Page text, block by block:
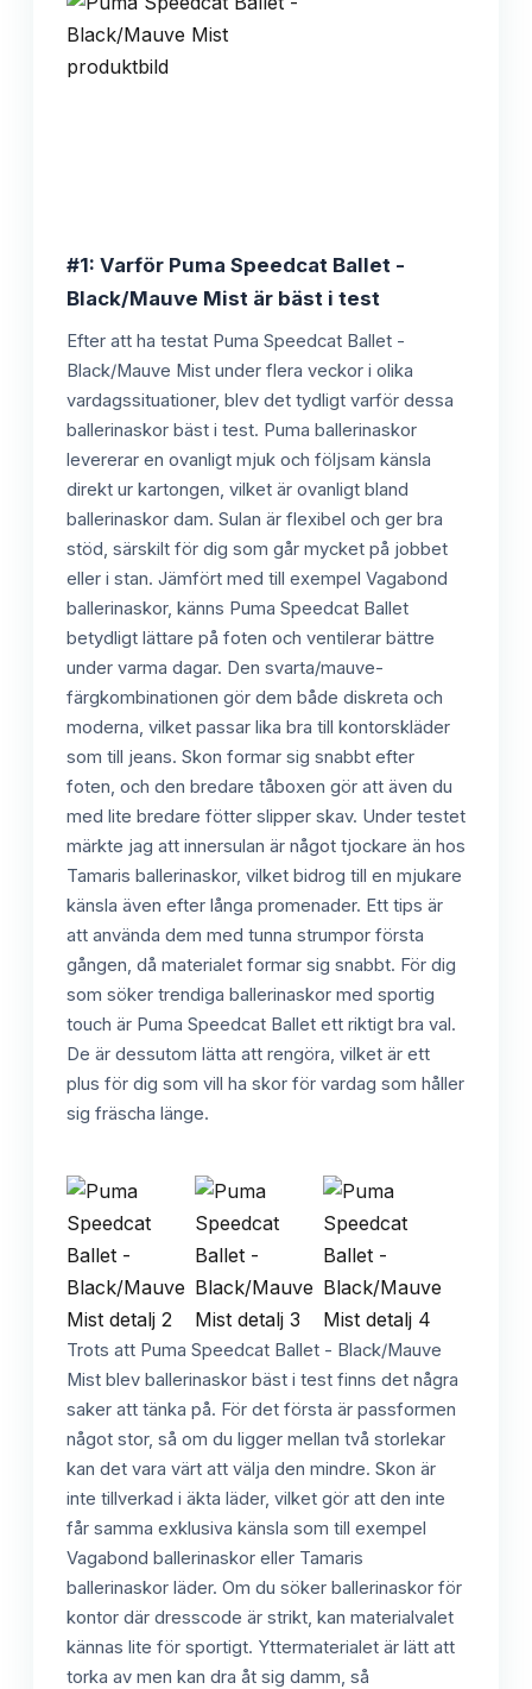
#1: Varför Puma Speedcat Ballet -
Black/Mauve Mist är bäst i test
Efter att ha testat Puma Speedcat Ballet -
Black/Mauve Mist under flera veckor i olika
vardagssituationer, blev det tydligt varför dessa
ballerinaskor bäst i test. Puma ballerinaskor
levererar en ovanligt mjuk och följsam känsla
direkt ur kartongen, vilket är ovanligt bland
ballerinaskor dam. Sulan är flexibel och ger bra
stöd, särskilt för dig som går mycket på jobbet
eller i stan. Jämfört med till exempel Vagabond
ballerinaskor, känns Puma Speedcat Ballet
betydligt lättare på foten och ventilerar bättre
under varma dagar. Den svarta/mauve-
färgkombinationen gör dem både diskreta och
moderna, vilket passar lika bra till kontorskläder
som till jeans. Skon formar sig snabbt efter
foten, och den bredare tåboxen gör att även du
med lite bredare fötter slipper skav. Under testet
märkte jag att innersulan är något tjockare än hos
Tamaris ballerinaskor, vilket bidrog till en mjukare
känsla även efter långa promenader. Ett tips är
att använda dem med tunna strumpor första
gången, då materialet formar sig snabbt. För dig
som söker trendiga ballerinaskor med sportig
touch är Puma Speedcat Ballet ett riktigt bra val.
De är dessutom lätta att rengöra, vilket är ett
plus för dig som vill ha skor för vardag som håller
sig fräscha länge.
Trots att Puma Speedcat Ballet - Black/Mauve
Mist blev ballerinaskor bäst i test finns det några
saker att tänka på. För det första är passformen
något stor, så om du ligger mellan två storlekar
kan det vara värt att välja den mindre. Skon är
inte tillverkad i äkta läder, vilket gör att den inte
får samma exklusiva känsla som till exempel
Vagabond ballerinaskor eller Tamaris
ballerinaskor läder. Om du söker ballerinaskor för
kontor där dresscode är strikt, kan materialvalet
kännas lite för sportigt. Yttermaterialet är lätt att
torka av men kan dra åt sig damm, så